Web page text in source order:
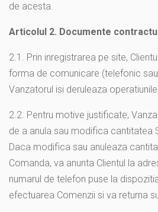
de acesta.
Articolul 2. Documente
2.1. Prin inregistrarea pe site,
forma de comunicare (telefonic
Vanzatorul isi deruleaza
2.2. Pentru motive justificate,
de a anula sau modifica cantitatea
Daca modifica sau anuleaza
Comanda, va anunta Clientul la
numarul de telefon puse la
efectuarea Comenzii si va returna